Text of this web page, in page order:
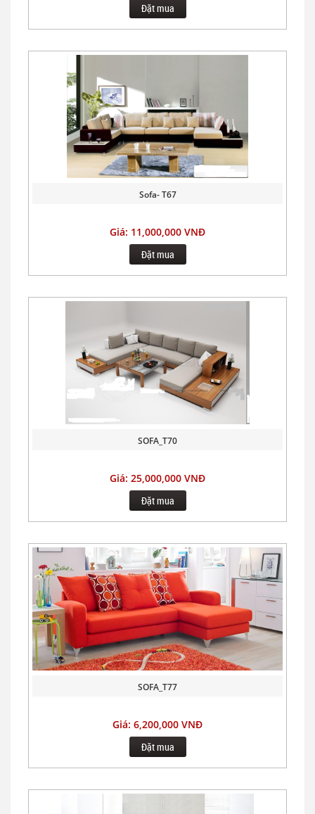
Đặt mua
Sofa- T67
Giá: 11,000,000 VNĐ
Đặt mua
SOFA_T70
Giá: 25,000,000 VNĐ
Đặt mua
SOFA_T77
Giá: 6,200,000 VNĐ
Đặt mua